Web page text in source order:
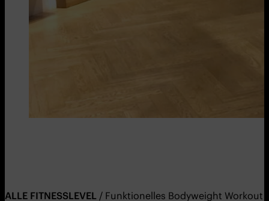
ALLE FITNESSLEVEL / Funktionelles Bodyweight Workout